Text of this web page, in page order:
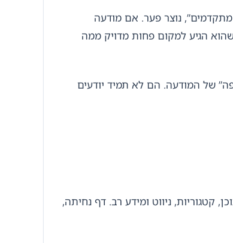
נוצר פער. אם מודעה
הגיע למקום פחות מדויק ממה
של המודעה. הם לא תמיד יודעים
קטגוריות, ניווט ומידע רב. דף נחיתה,